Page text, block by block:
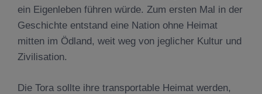
ein Eigenleben führen würde. Zum ersten Mal in der
Geschichte entstand eine Nation ohne Heimat
mitten im Ödland, weit weg von jeglicher Kultur und
Zivilisation.
Die Tora sollte ihre transportable Heimat werden,